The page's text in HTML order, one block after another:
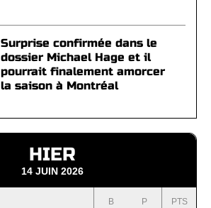
Surprise confirmée dans le
dossier Michael Hage et il
pourrait finalement amorcer
la saison à Montréal
HIER
14 JUIN 2026
B P PTS